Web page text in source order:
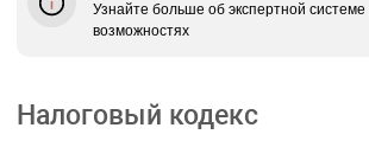
Узнайте больше об экспертной системе
возможностях
Налоговый кодекс